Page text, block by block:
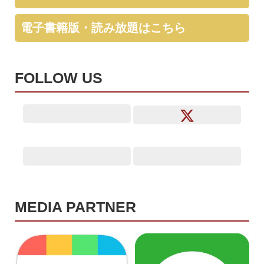
電子書籍版・読み放題はこちら
FOLLOW US
MEDIA PARTNER